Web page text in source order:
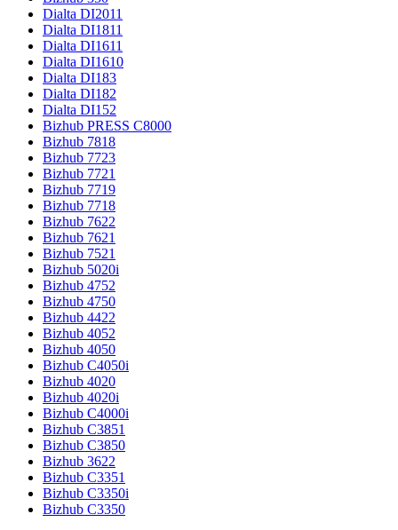
Dialta DI2011
Dialta DI1811
Dialta DI1611
Dialta DI1610
Dialta DI183
Dialta DI182
Dialta DI152
Bizhub PRESS C8000
Bizhub 7818
Bizhub 7723
Bizhub 7721
Bizhub 7719
Bizhub 7718
Bizhub 7622
Bizhub 7621
Bizhub 7521
Bizhub 5020i
Bizhub 4752
Bizhub 4750
Bizhub 4422
Bizhub 4052
Bizhub 4050
Bizhub C4050i
Bizhub 4020
Bizhub 4020i
Bizhub C4000i
Bizhub C3851
Bizhub C3850
Bizhub 3622
Bizhub C3351
Bizhub C3350i
Bizhub C3350